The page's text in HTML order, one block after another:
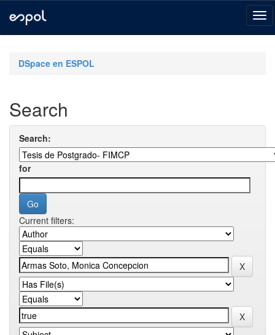
navigationDSpace en ESPOL
Search
Search:
for
Current filters: